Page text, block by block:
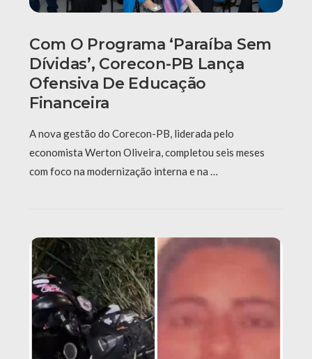
Com O Programa ‘Paraíba Sem
Dívidas’, Corecon-PB Lança
Ofensiva De Educação
Financeira
A nova gestão do Corecon-PB, liderada pelo
economista Werton Oliveira, completou seis meses
com foco na modernização interna e na …